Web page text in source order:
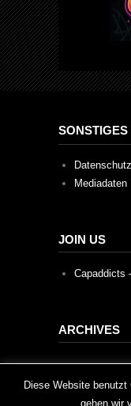
SONSTIGES
Datenschutz
Mediadaten
JOIN US
Capaddicts
ARCHIVES
Archives
This website uses
Diese Website
gehen wir